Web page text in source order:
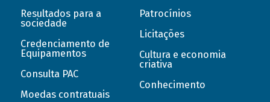
Resultados para a
sociedade
Credenciamento de
Equipamentos
Consulta PAC
Moedas contratuais
Patrocínios
Licitações
Cultura e economia
criativa
Conhecimento